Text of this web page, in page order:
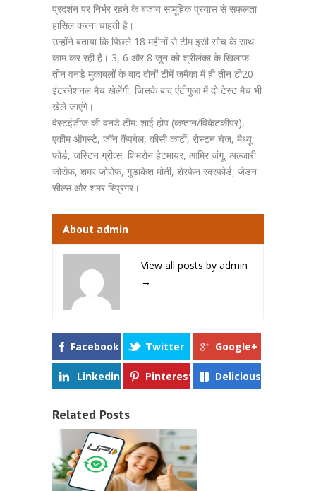
प्रदर्शन पर निर्भर रहने के बजाय सामूहिक प्रयास से सफलता
हासिल करना चाहती है।
उन्होंने बताया कि पिछले 18 महीनों से टीम इसी सोच के साथ
काम कर रही है। 3, 6 और 8 जून को श्रीलंका के खिलाफ
तीन वनडे मुकाबलों के बाद दोनों टीमें जमैका में ही तीन टी20
इंटरनेशनल मैच खेलेंगी, जिसके बाद एंटीगुआ में दो टेस्ट मैच भी
खेले जाएंगे।
वेस्टइंडीज की वनडे टीम: शाई होप (कप्तान/विकेटकीपर),
एकीम ऑगस्टे, जॉन कैंपबेल, कीसी कार्टी, रोस्टन चेज, मैथ्यू
फोर्ड, जस्टिन ग्रीव्स, शिमरोन हेटमायर, आमिर जंगू, अल्जारी
जोसेफ, शमर जोसेफ, गुडाकेश मोती, शेरफेन रदरफोर्ड, जेडन
सील्स और शमर स्प्रिंगर।
About admin
View all posts by admin
→
Facebook Twitter Google+
Linkedin Pinterest Delicious
Related Posts